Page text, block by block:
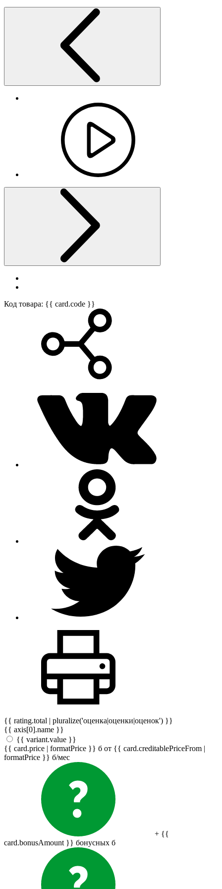
Код товара: {{ card.code }}
{{ rating.total | pluralize('оценка|оценки|оценок') }}
{{ axis[0].name }}
{{ variant.value }}
{{ card.price | formatPrice }} б от {{ card.creditablePriceFrom |
formatPrice }} б/мес
+ {{
card.bonusAmount }} бонусных б